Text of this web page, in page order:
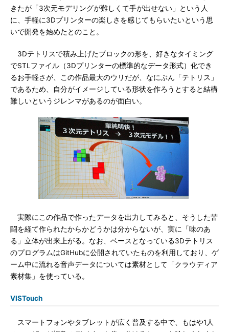
きたが「3次元モデリングが難しくて手が出せない」という人
に、手軽に3Dプリンターの楽しさを感じてもらいたいという思
いで開発を始めたとのこと。
3Dテトリスで積み上げたブロックの形を、好きなタイミング
でSTLファイル（3Dプリンターの標準的なデータ形式）化でき
るお手軽さが、この作品最大のウリだが、なにぶん「テトリス」
であるため、自分がイメージしている形状を作ろうとすると結構
難しいというジレンマがあるのが面白い。
実際にこの作品で作ったデータを出力してみると、そうした苦
闘を経て作られたからかどうかは分からないが、実に「味のあ
る」立体が出来上がる。なお、ベースとなっている3Dテトリス
のプログラムはGitHubに公開されていたものを利用しており、ゲ
ーム中に流れる音声データについては素材として「クラウディア
素材集」を使っている。
VISTouch
スマートフォンやタブレットが広く普及する中で、もはや1人